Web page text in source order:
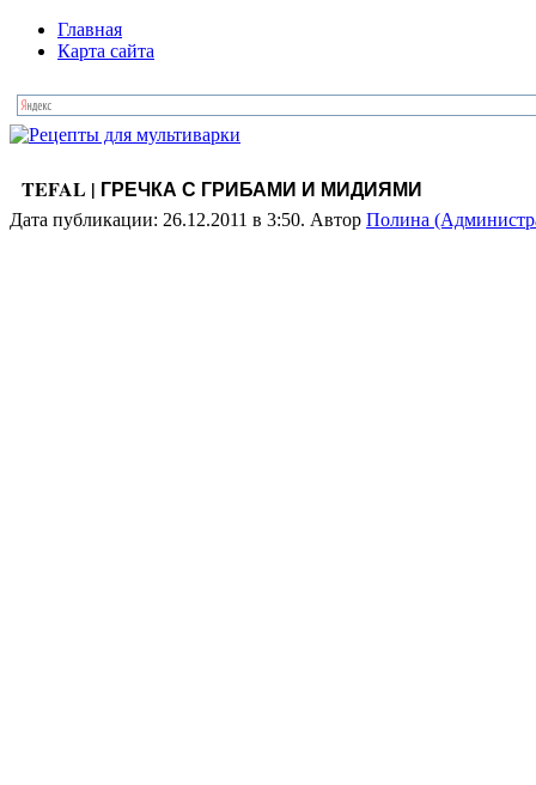
Главная
Карта сайта
TEFAL | ГРЕЧКА С ГРИБАМИ И МИДИЯМИ
Дата публикации: 26.12.2011 в 3:50. Автор Полина